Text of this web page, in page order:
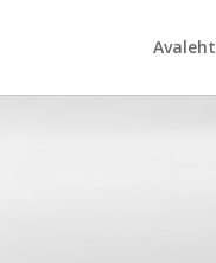
Avaleht